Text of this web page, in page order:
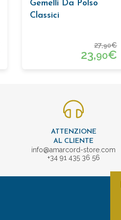
Gemelli Da Polso
Classici
27,90€
23,90€
ATTENZIONE
AL CLIENTE
info@amarcord-store.com
+34 91 435 36 56